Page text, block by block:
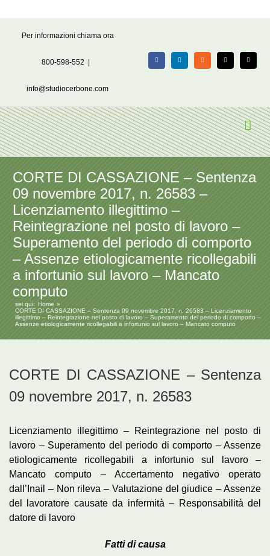
Per informazioni chiama ora
800-598-552
info@studiocerbone.com
FacebookLinkedIn Rss X Email
CORTE DI CASSAZIONE – Sentenza
09 novembre 2017, n. 26583 –
Licenziamento illegittimo –
Reintegrazione nel posto di lavoro –
Superamento del periodo di comporto
– Assenze etiologicamente ricollegabili
a infortunio sul lavoro – Mancato
computo
sei qui: Home
CORTE DI CASSAZIONE – Sentenza 09 novembre 2017, n. 26583 – Licenziamento
illegittimo – Reintegrazione nel posto di lavoro – Superamento del periodo di comporto –
Assenze etiologicamente ricollegabili a infortunio sul lavoro – Mancato computo
CORTE DI CASSAZIONE – Sentenza
09 novembre 2017, n. 26583
Licenziamento illegittimo – Reintegrazione nel posto di
lavoro – Superamento del periodo di comporto – Assenze
etiologicamente ricollegabili a infortunio sul lavoro –
Mancato computo – Accertamento negativo operato
dall’Inail – Non rileva – Valutazione del giudice – Assenze
del lavoratore causate da infermità – Responsabilità del
datore di lavoro
Fatti di causa